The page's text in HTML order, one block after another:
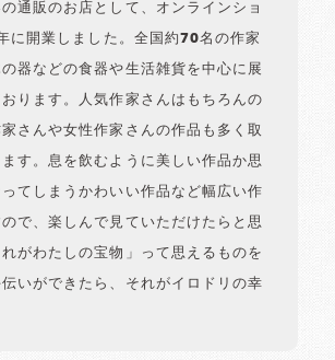
通販のお店として、オンラインショ
に開業しました。全国約70名の作家
器などの食器や生活雑貨を中心に展
ります。人気作家さんはもちろんの
さんや女性作家さんの作品も多く取
す。息を飲むように美しい作品か思
てしまうかわいい作品など幅広い作
で、楽しんで見ていただけたらと思
がわたしの宝物」って思えるものを
いができたら、それがイロドリの幸